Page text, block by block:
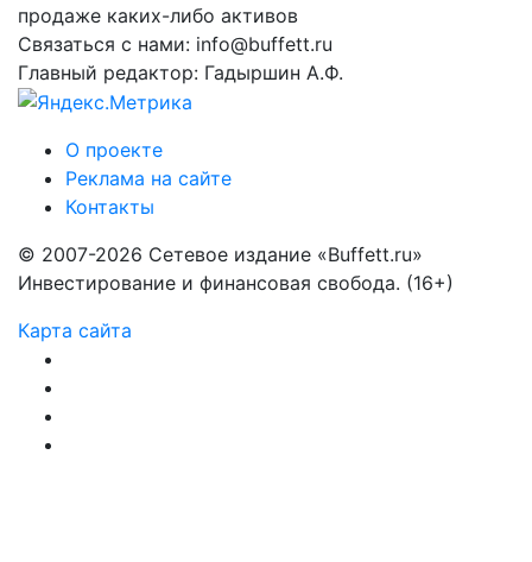
продаже каких-либо активов
Связаться с нами: info@buffett.ru
Главный редактор: Гадыршин А.Ф.
О проекте
Реклама на сайте
Контакты
© 2007-2026 Сетевое издание «Buffett.ru»
Инвестирование и финансовая свобода. (16+)
Карта сайта